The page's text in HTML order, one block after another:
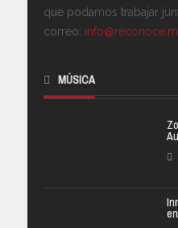
que podamos trabajar
correo:
MÚSICA